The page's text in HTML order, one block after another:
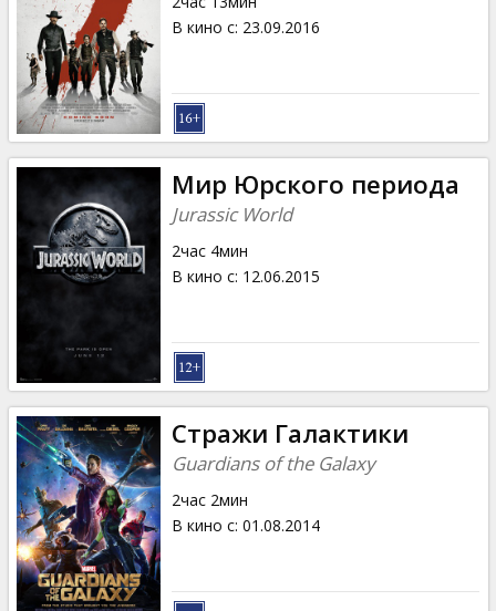
В кино с: 23.09.2016
Мир Юрского периода
Jurassic World
2час 4мин
В кино с: 12.06.2015
Стражи Галактики
Guardians of the Galaxy
2час 2мин
В кино с: 01.08.2014